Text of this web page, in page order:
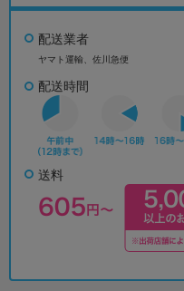
配送業者
ヤマト運輸、佐川急便
配送時間
送料